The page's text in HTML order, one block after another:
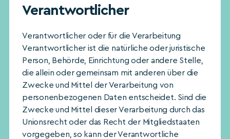
Verantwortlicher
Verantwortlicher oder für die Verarbeitung
Verantwortlicher ist die natürliche oder juristische
Person, Behörde, Einrichtung oder andere Stelle,
die allein oder gemeinsam mit anderen über die
Zwecke und Mittel der Verarbeitung von
personenbezogenen Daten entscheidet. Sind die
Zwecke und Mittel dieser Verarbeitung durch das
Unionsrecht oder das Recht der Mitgliedstaaten
vorgegeben, so kann der Verantwortliche